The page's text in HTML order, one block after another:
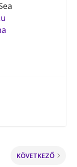
KÖVETKEZŐ